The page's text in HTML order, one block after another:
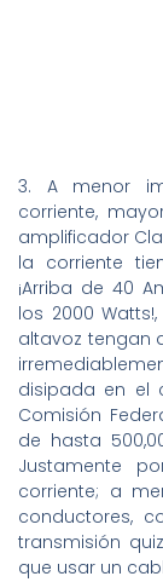
3. A menor
corriente,
amplificador
la corriente
¡Arriba de 40
los 2000
altavoz tengan
disipada en el
Comisión
de hasta
Justamente
corriente; a
conductores,
transmisión
que usar un